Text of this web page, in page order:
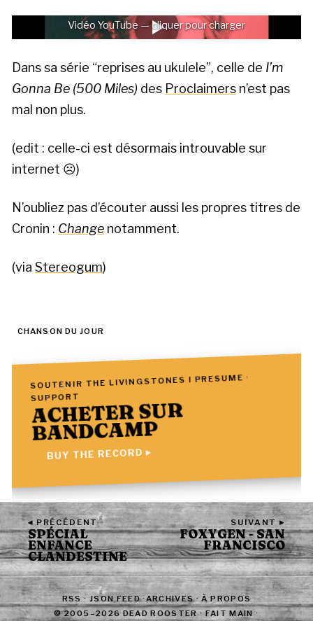
Vidéo YouTube — cliquer pour charger
Dans sa série “reprises au ukulele”, celle de I’m
Gonna Be (500 Miles) des Proclaimers n’est pas
mal non plus.
(edit : celle-ci est désormais introuvable sur
internet ☹️)
N’oubliez pas d’écouter aussi les propres titres de
Cronin : Change notamment.
(via Stereogum)
CHANSON DU JOUR
SOUTENIR THE LIVINGSTONES I PRESUME ·
SUPPORT
ACHETER SUR
BANDCAMP
BUY THE RECORD ▸
◂ PRÉCÉDENT
SPÉCIAL
ENFANCE
CLANDESTINE
SUIVANT ▸
FOXYGEN - SAN
FRANCISCO
RSS·JSON FEED·ARCHIVES·À PROPOS
© 2005–2026 DEAD ROOSTER · FAIT MAIN ·